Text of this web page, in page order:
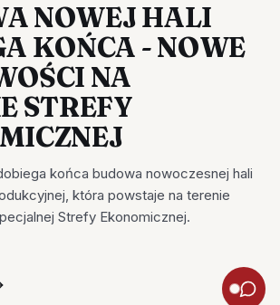
NOWEJ HALI
KOŃCA - NOWE
NA
STREFY
końca budowa nowoczesnej hali
która powstaje na terenie
Strefy Ekonomicznej.